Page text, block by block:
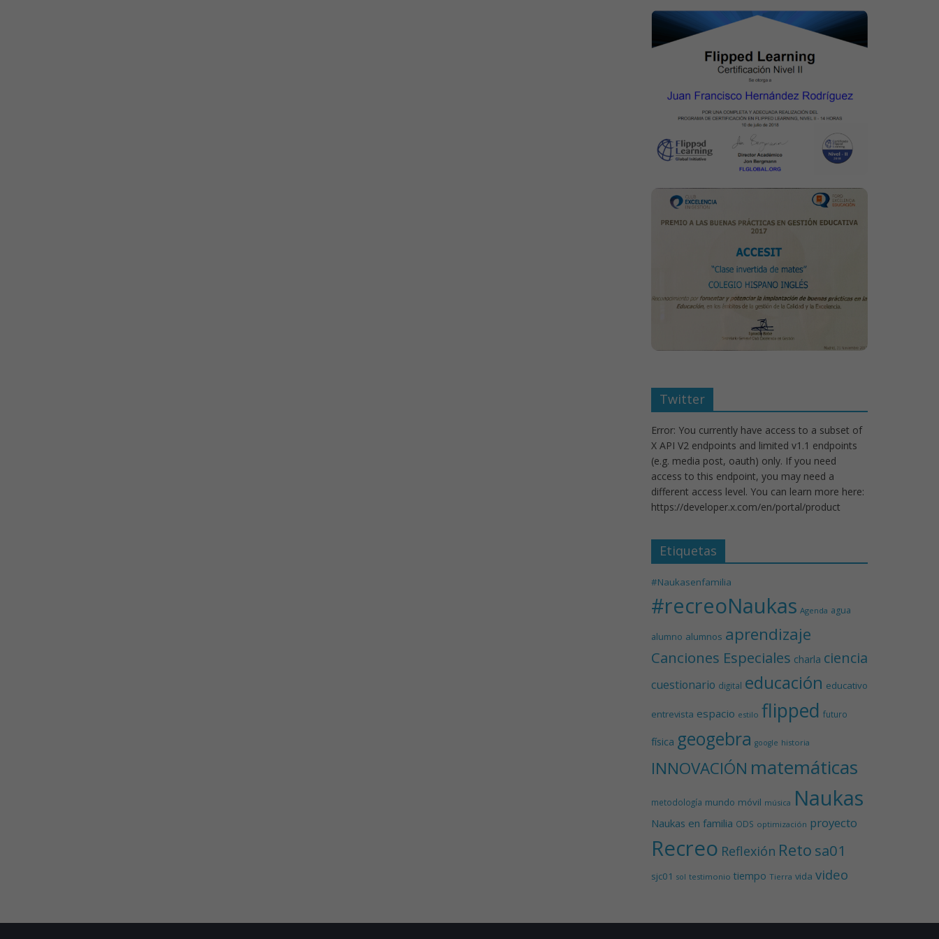
Twitter
Error: You currently have access to a subset of
X API V2 endpoints and limited v1.1 endpoints
(e.g. media post, oauth) only. If you need
access to this endpoint, you may need a
different access level. You can learn more here:
https://developer.x.com/en/portal/product
Etiquetas
#Naukasenfamilia
#recreoNaukas Agenda agua
alumno alumnos aprendizaje
Canciones Especiales charla ciencia
cuestionario digital educación educativo
entrevista espacio estilo flipped futuro
física geogebra google historia
INNOVACIÓN matemáticas
metodología mundo móvil música Naukas
Naukas en familia ODS optimización proyecto
Recreo Reflexión Reto sa01
sjc01 sol testimonio tiempo Tierra vida video